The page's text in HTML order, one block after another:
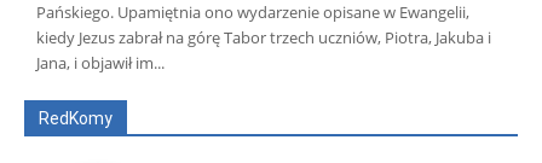
Pańskiego. Upamiętnia ono wydarzenie opisane w Ewangelii,
kiedy Jezus zabrał na górę Tabor trzech uczniów, Piotra, Jakuba i
Jana, i objawił im...
RedKomy
Wszyscy Aleksander Borowik
Antoni Radczenko
Artur Płokszto
Grzegorz Górny